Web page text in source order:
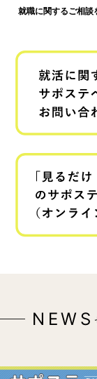
就職に関するご相談
NEWS